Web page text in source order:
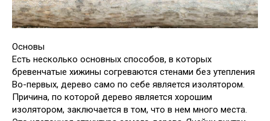
Основы
Есть несколько основных способов, в которых
бревенчатые хижины согреваются стенами без утепления
Во-первых, дерево само по себе является изолятором.
Причина, по которой дерево является хорошим
изолятором, заключается в том, что в нем много места.